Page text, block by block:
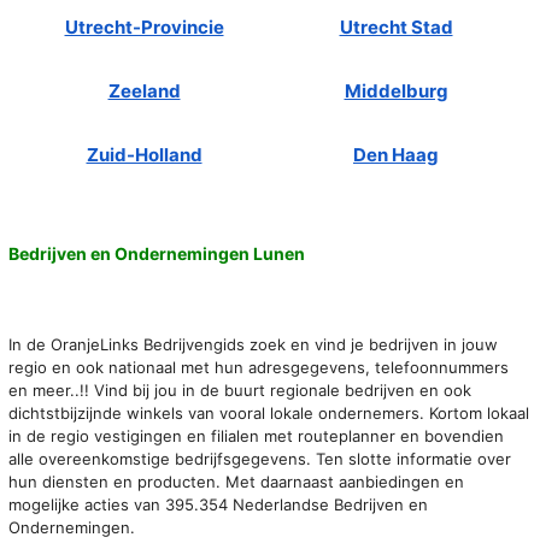
Utrecht-Provincie Utrecht Stad
Zeeland Middelburg
Zuid-Holland Den Haag
Bedrijven en Ondernemingen Lunen
In de OranjeLinks Bedrijvengids zoek en vind je bedrijven in jouw
regio en ook nationaal met hun adresgegevens, telefoonnummers
en meer..!! Vind bij jou in de buurt regionale bedrijven en ook
dichtstbijzijnde winkels van vooral lokale ondernemers. Kortom lokaal
in de regio vestigingen en filialen met routeplanner en bovendien
alle overeenkomstige bedrijfsgegevens. Ten slotte informatie over
hun diensten en producten. Met daarnaast aanbiedingen en
mogelijke acties van 395.354 Nederlandse Bedrijven en
Ondernemingen.